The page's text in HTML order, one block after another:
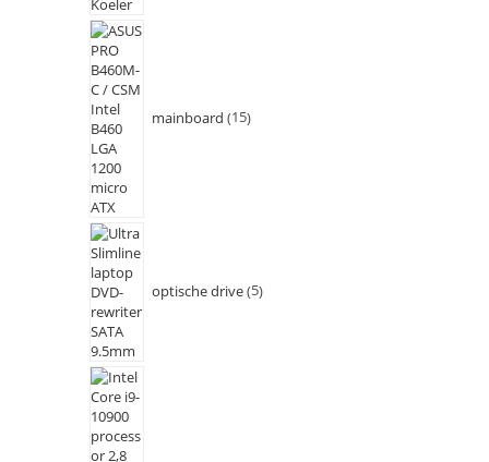
mainboard 15
optische drive 5